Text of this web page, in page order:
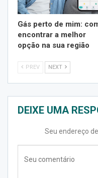
Gás perto de mim:
encontrar a melhor
opção na sua região
PREV NEXT
DEIXE UMA
Seu endereço